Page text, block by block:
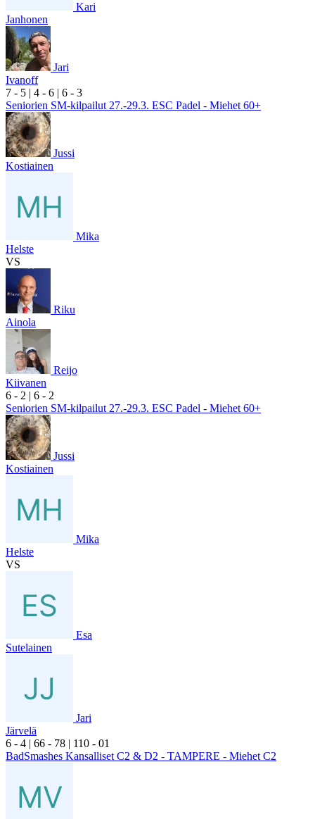
Kari
Janhonen
Jari
Ivanoff
7 - 5 | 4 - 6 | 6 - 3
Seniorien SM-kilpailut 27.-29.3. ESC Padel - Miehet 60+
Jussi
Kostiainen
Mika
Helste
VS
Riku
Ainola
Reijo
Kiivanen
6 - 2 | 6 - 2
Seniorien SM-kilpailut 27.-29.3. ESC Padel - Miehet 60+
Jussi
Kostiainen
Mika
Helste
VS
Esa
Sutelainen
Jari
Järvelä
6 - 4 | 66 - 78 | 110 - 01
BadSmashes Kansalliset C2 & D2 - TAMPERE - Miehet C2